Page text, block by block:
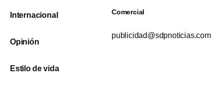
Internacional
Opinión
Estilo de vida
Comercial
publicidad@sdpnoticias.com